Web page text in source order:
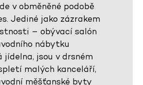
v obměněné podobě
Jediné jako zázrakem
– obývací salón
nábytku
jsou v drsném
malých kanceláří,
měšťanské byty